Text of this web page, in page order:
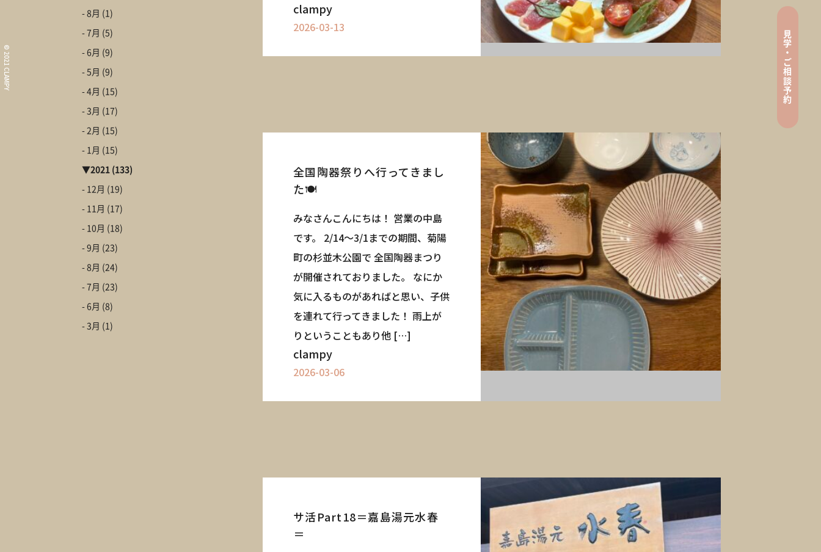
見
学
・
ご
相
談
予
約
What is CLAMPY
CLAMPYの家を体感してみる
Quality
家の性能
After Maintenance
会社情報
Blog
ブログ
Contact Us / Request
お問合わせ・資料請求
clampy
2026-03-13
全国陶器祭りへ行ってきまし
た🍽️
みなさんこんにちは！ 営業の中島
です。 2/14～3/1までの期間、菊陽
町の杉並木公園で 全国陶器まつり
が開催されておりました。 なにか
気に入るものがあればと思い、子供
を連れて行ってきました！ 雨上が
りということもあり他 […]
clampy
2026-03-06
サ活Part18＝嘉島湯元水春
＝
- 8月 (1)
- 7月 (5)
- 6月 (9)
- 5月 (9)
- 4月 (15)
- 3月 (17)
- 2月 (15)
- 1月 (15)
▼2021 (133)
- 12月 (19)
- 11月 (17)
- 10月 (18)
- 9月 (23)
- 8月 (24)
- 7月 (23)
- 6月 (8)
- 3月 (1)
© 2021 CLAMPY